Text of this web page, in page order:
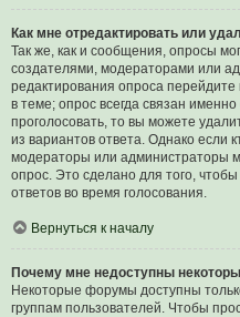
Как мне отредактировать или
Так же, как и сообщения, опросы
создателями, модераторами или
редактирования опроса
в теме; опрос всегда связан
проголосовать, то вы можете
из вариантов ответа. Однако если
модераторы или администраторы
опрос. Это сделано для того,
ответов во время голосования.
Вернуться к началу
Почему мне недоступны
Некоторые форумы доступны
группам пользователей. Чтобы